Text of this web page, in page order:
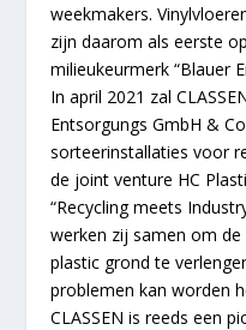
weekmakers.
zijn daarom als eerste
milieukeurmerk “Blauer
In april 2021 zal
Entsorgungs GmbH &
sorteerinstallaties voor
de joint venture HC
“Recycling meets
werken zij samen om de
plastic grond te
problemen kan worden
CLASSEN is reeds een